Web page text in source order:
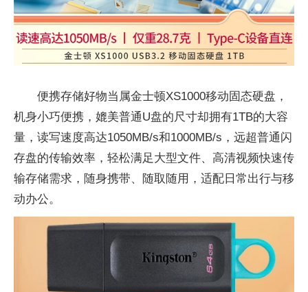
便携存储好物当属金士顿XS1000移动固态硬盘，
机身小巧便携，媲美普通U盘的尺寸却拥有1TB的大容
量，读写速度高达1050MB/s和1000MB/s，远超普通闪
存盘的传输效率，轻松满足大型文件、高清视频快速传
输存储需求，随身携带、随取随用，适配日常出行与移
动办公。